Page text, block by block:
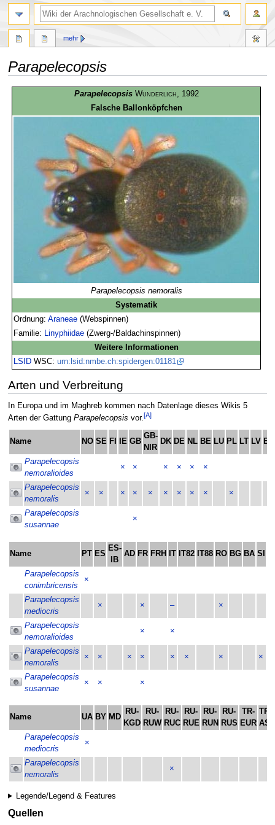
Parapelecopsis
springen
springen
Parapelecopsis Wunderlich , 1992
Falsche Ballonköpfchen
Parapelecopsis nemoralis
Systematik
Ordnung:Araneae (Webspinnen)
Familie:
Linyphiidae (Zwerg-/Baldachinspinnen)
Weitere Informationen
LSID WSC:urn:lsid:nmbe.ch:spidergen:01181
Arten und Verbreitung
In Europa und im Maghreb kommen nach Datenlage dieses Wikis 5
Arten der Gattung Parapelecopsis vor.[A]
Name NO SE FI IE GB
GB-
NIR
DK DE NL BE LU PL LT LV EE
Parapelecopsis
nemoralioides
× × × × × ×
Parapelecopsis
nemoralis
× × × × × × × × × ×
Parapelecopsis
susannae
×
Name PT ES
ES-
IB
AD FR FRH IT IT82 IT88 RO BG BA SI
Parapelecopsis
conimbricensis
×
Parapelecopsis
mediocris
× × – ×
Parapelecopsis
nemoralioides
× ×
Parapelecopsis
nemoralis
× × × × × × × ×
Parapelecopsis
susannae
× × ×
Name UA BY MD
RU-
KGD
RU-
RUW
RU-
RUC
RU-
RUE
RU-
RUN
RU-
RUS
TR-
EUR
TR-
ASI
Parapelecopsis
mediocris
×
Parapelecopsis
nemoralis
×
Legende/Legend & Features
Quellen
mehr